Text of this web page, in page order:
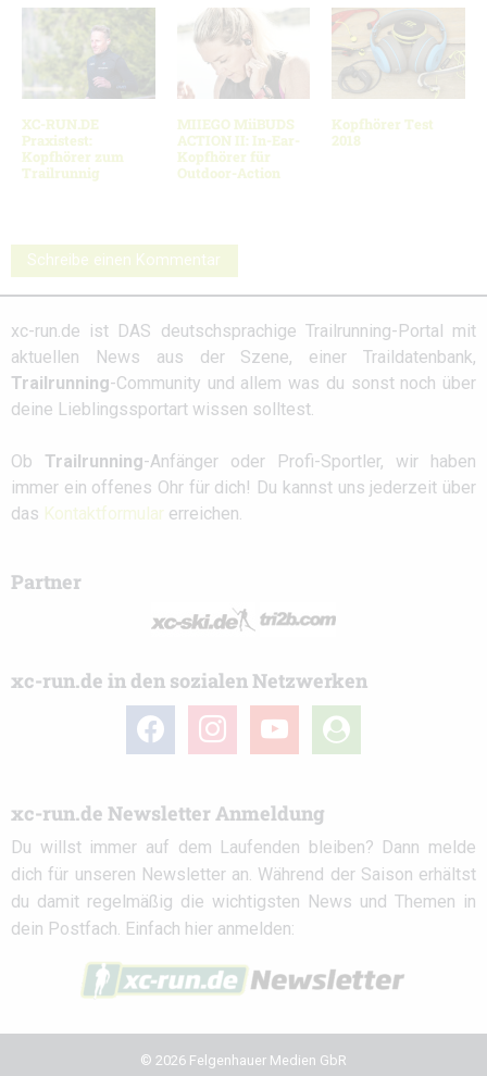
XC-RUN.DE
Praxistest:
Kopfhörer zum
Trailrunnig
MIIEGO MiiBUDS
ACTION II: In-Ear-
Kopfhörer für
Outdoor-Action
Kopfhörer Test
2018
Schreibe einen Kommentar
xc-run.de ist DAS deutschsprachige Trailrunning-Portal mit
aktuellen News aus der Szene, einer Traildatenbank,
Trailrunning-Community und allem was du sonst noch über
deine Lieblingssportart wissen solltest.
Ob Trailrunning-Anfänger oder Profi-Sportler, wir haben
immer ein offenes Ohr für dich! Du kannst uns jederzeit über
das Kontaktformular erreichen.
Partner
xc-run.de in den sozialen Netzwerken
facebook instagramyoutube
user-
circle
xc-run.de Newsletter Anmeldung
Du willst immer auf dem Laufenden bleiben? Dann melde
dich für unseren Newsletter an. Während der Saison erhältst
du damit regelmäßig die wichtigsten News und Themen in
dein Postfach. Einfach hier anmelden:
© 2026 Felgenhauer Medien GbR